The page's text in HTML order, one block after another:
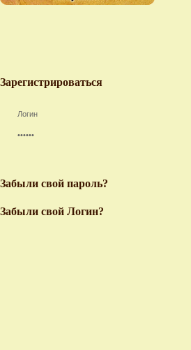
Зарегистрироваться
Забыли свой пароль?
Забыли свой Логин?